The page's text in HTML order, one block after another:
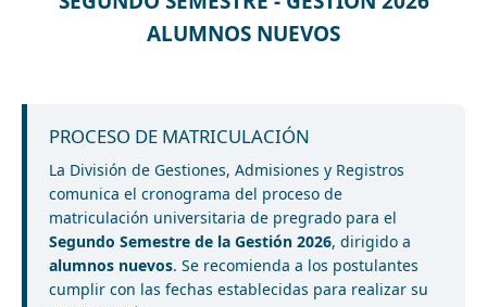
ALUMNOS NUEVOS
PROCESO DE MATRICULACIÓN
La División de Gestiones, Admisiones y Registros
comunica el cronograma del proceso de
matriculación universitaria de pregrado para el
Segundo Semestre de la Gestión 2026, dirigido a
alumnos nuevos. Se recomienda a los postulantes
cumplir con las fechas establecidas para realizar su